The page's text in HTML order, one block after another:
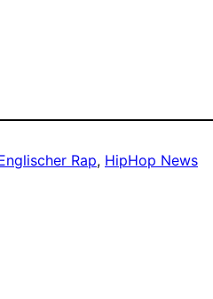
Rap, HipHop News